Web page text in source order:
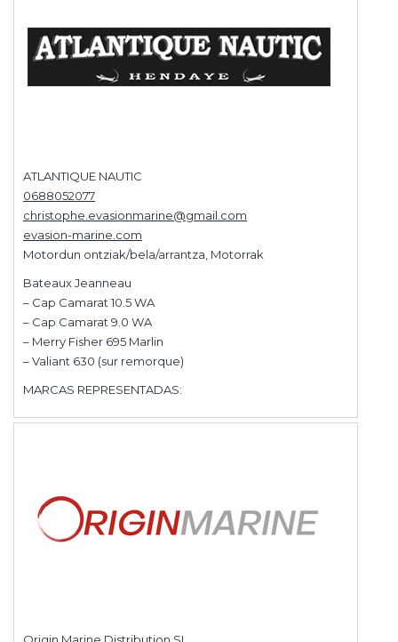
ATLANTIQUE NAUTIC
0688052077
christophe.evasionmarine@gmail.com
evasion-marine.com
Motordun ontziak/bela/arrantza, Motorrak
Bateaux Jeanneau
– Cap Camarat 10.5 WA
– Cap Camarat 9.0 WA
– Merry Fisher 695 Marlin
– Valiant 630 (sur remorque)
MARCAS REPRESENTADAS: